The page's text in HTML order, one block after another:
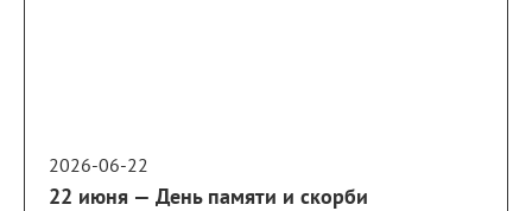
2026-06-22
22 июня — День памяти и скорби